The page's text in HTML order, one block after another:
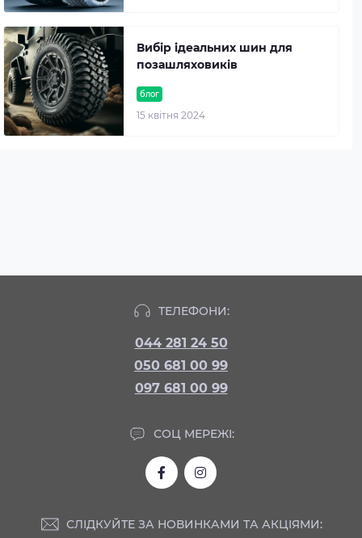
блог
15 квітня 2024
Вибір ідеальних шин для
позашляховиків
ТЕЛЕФОНИ:
044 281 24 50
050 681 00 99
097 681 00 99
СОЦ МЕРЕЖІ:
СЛІДКУЙТЕ ЗА НОВИНКАМИ ТА АКЦІЯМИ: